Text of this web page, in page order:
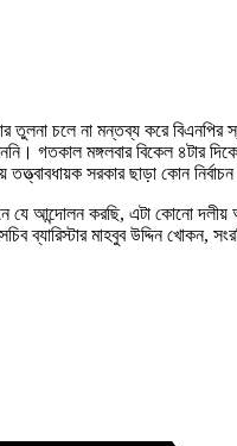
তুলনা চলে না মন্তব্য করে
গতকাল মঙ্গলবার বিকেল ৪টার
সরকার ছাড়া কোন নির্বাচন
যে আন্দোলন করছি, এটা কোনো দলীয়
ব্যারিস্টার মাহবুব উদ্দিন খোকন,